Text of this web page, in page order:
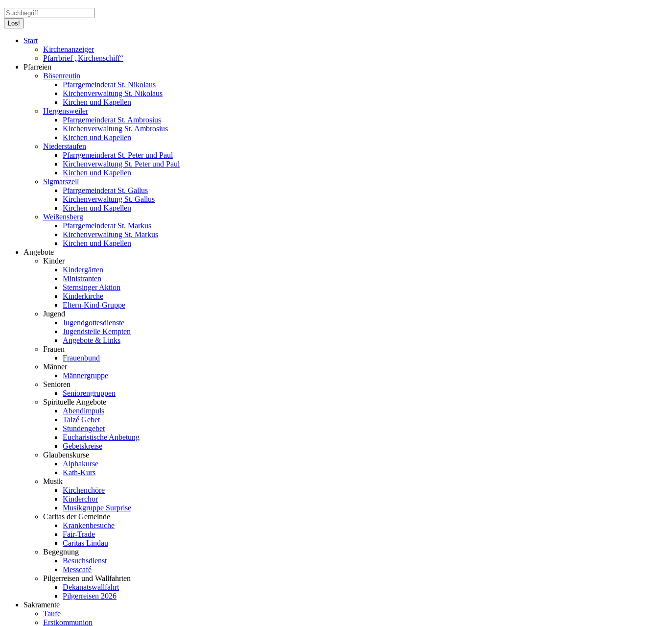
Search:
Start
Kirchenanzeiger
Pfarrbrief „Kirchenschiff“
Pfarreien
Bösenreutin
Pfarrgemeinderat St. Nikolaus
Kirchenverwaltung St. Nikolaus
Kirchen und Kapellen
Hergensweiler
Pfarrgemeinderat St. Ambrosius
Kirchenverwaltung St. Ambrosius
Kirchen und Kapellen
Niederstaufen
Pfarrgemeinderat St. Peter und Paul
Kirchenverwaltung St. Peter und Paul
Kirchen und Kapellen
Sigmarszell
Pfarrgemeinderat St. Gallus
Kirchenverwaltung St. Gallus
Kirchen und Kapellen
Weißensberg
Pfarrgemeinderat St. Markus
Kirchenverwaltung St. Markus
Kirchen und Kapellen
Angebote
Kinder
Kindergärten
Ministranten
Sternsinger Aktion
Kinderkirche
Eltern-Kind-Gruppe
Jugend
Jugendgottesdienste
Jugendstelle Kempten
Angebote & Links
Frauen
Frauenbund
Männer
Männergruppe
Senioren
Seniorengruppen
Spirituelle Angebote
Abendimpuls
Taizé Gebet
Stundengebet
Eucharistische Anbetung
Gebetskreise
Glaubenskurse
Alphakurse
Kath-Kurs
Musik
Kirchenchöre
Kinderchor
Musikgruppe Surprise
Caritas der Gemeinde
Krankenbesuche
Fair-Trade
Caritas Lindau
Begegnung
Besuchsdienst
Messcafé
Pilgerreisen und Wallfahrten
Dekanatswallfahrt
Pilgerreisen 2026
Sakramente
Taufe
Erstkommunion